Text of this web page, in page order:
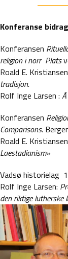
Konferanse
Konferansen
religion i norr Plats
Roald E.
tradisjon.
Rolf Inge Larsen : Å
Konferansen
Comparisons.
Roald E.
Laestadianism»
Vadsø historielag
Rolf Inge Larsen:
den riktige lutherske